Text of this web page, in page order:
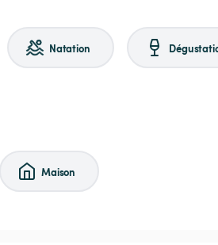
Natation
Maison